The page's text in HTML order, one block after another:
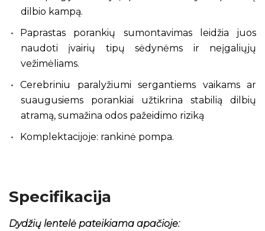
dilbio kampą.
Paprastas porankių sumontavimas leidžia juos
naudoti įvairių tipų sėdynėms ir neįgaliųjų
vežimėliams.
Cerebriniu paralyžiumi sergantiems vaikams ar
suaugusiems porankiai užtikrina stabilią dilbių
atramą, sumažina odos pažeidimo riziką
Komplektacijoje: rankinė pompa.
Specifikacija
Dydžių lentelė pateikiama apačioje: